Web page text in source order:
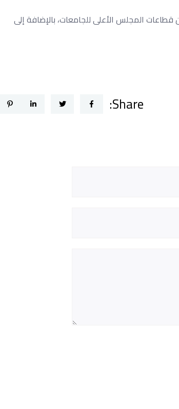
عمداء المعاهد العليا الخاصة، تضم 22 عضوًا يمثلون 11 لجنة من لجان قطاعات المجلس الأعلى للجامعات، بالإضافة إلى
Share: